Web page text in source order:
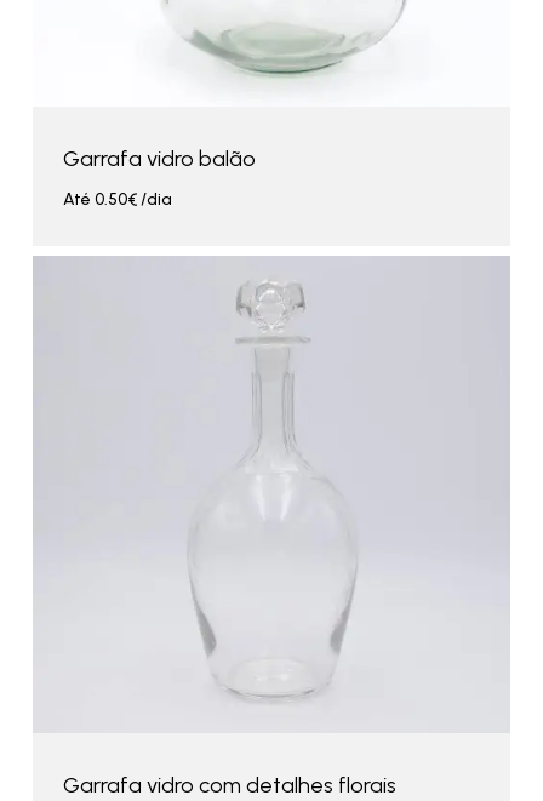
Garrafa vidro balão
Até 0.50€/dia
Garrafa vidro com detalhes florais